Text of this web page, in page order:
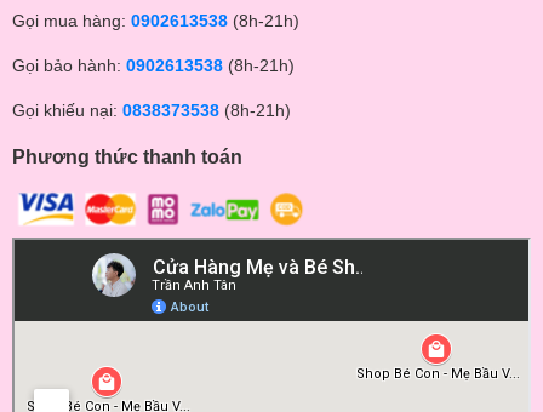
Gọi mua hàng: 0902613538 (8h-21h)
Gọi bảo hành: 0902613538 (8h-21h)
Gọi khiếu nại: 0838373538 (8h-21h)
Phương thức thanh toán